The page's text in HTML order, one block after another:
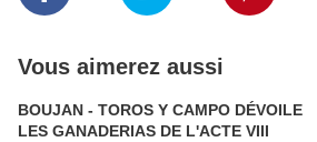
Vous aimerez aussi
BOUJAN - TOROS Y CAMPO DÉVOILE
LES GANADERIAS DE L'ACTE VIII